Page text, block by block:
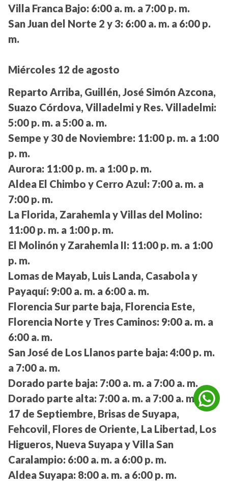
Villa Franca Bajo: 6:00 a. m. a 7:00 p. m.
San Juan del Norte 2 y 3: 6:00 a. m. a 6:00 p.
m.
Miércoles 12 de agosto
Reparto Arriba, Guillén, José Simón Azcona,
Suazo Córdova, Villadelmi y Res. Villadelmi:
5:00 p. m. a 5:00 a. m.
Sempe y 30 de Noviembre: 11:00 p. m. a 1:00
p. m.
Aurora: 11:00 p. m. a 1:00 p. m.
Aldea El Chimbo y Cerro Azul: 7:00 a. m. a
7:00 p. m.
La Florida, Zarahemla y Villas del Molino:
11:00 p. m. a 1:00 p. m.
El Molinón y Zarahemla II: 11:00 p. m. a 1:00
p. m.
Lomas de Mayab, Luis Landa, Casabola y
Payaquí: 9:00 a. m. a 6:00 a. m.
Florencia Sur parte baja, Florencia Este,
Florencia Norte y Tres Caminos: 9:00 a. m. a
6:00 a. m.
San José de Los Llanos parte baja: 4:00 p. m.
a 7:00 a. m.
Dorado parte baja: 7:00 a. m. a 7:00 a. m.
Dorado parte alta: 7:00 a. m. a 7:00 a. m.
17 de Septiembre, Brisas de Suyapa,
Fehcovil, Flores de Oriente, La Libertad, Los
Higueros, Nueva Suyapa y Villa San
Caralampio: 6:00 a. m. a 6:00 p. m.
Aldea Suyapa: 8:00 a. m. a 6:00 p. m.